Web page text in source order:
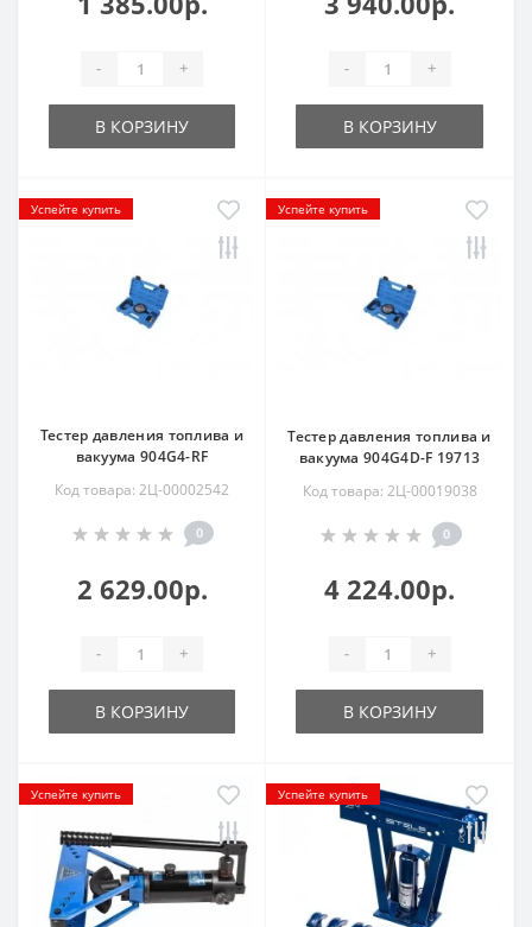
- +
В КОРЗИНУ
- +
В КОРЗИНУ
Успейте купить
Тестер давления топлива и
вакуума 904G4-RF
Код товара: 2Ц-00002542
0
2 629.00р.
- +
В КОРЗИНУ
Успейте купить
Тестер давления топлива и
вакуума 904G4D-F 19713
Код товара: 2Ц-00019038
0
4 224.00р.
- +
В КОРЗИНУ
Успейте купить Успейте купить